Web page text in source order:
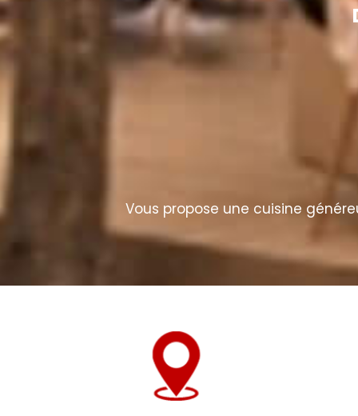
Vous propose une cuisine